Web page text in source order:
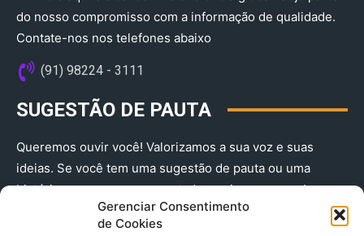
Gerenciar Consentimento
de Cookies
do nosso compromisso com a informação de qualidade.
Contate-nos nos telefones abaixo
(91) 98224 - 3111
SUGESTÃO DE PAUTA
Queremos ouvir você! Valorizamos a sua voz e suas
ideias. Se você tem uma sugestão de pauta ou uma
história que merece ser contada, envie-nos agora!
(91) 98224 - 3111